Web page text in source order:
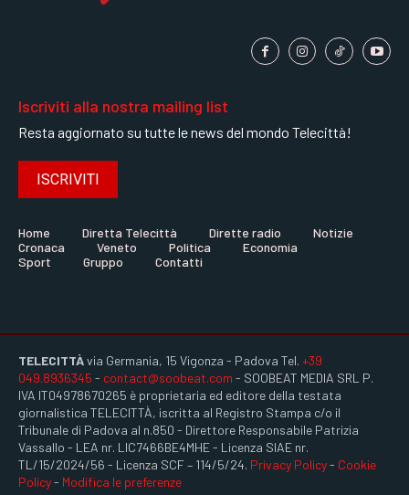
Iscriviti alla nostra mailing list
Resta aggiornato su tutte le news del mondo Telecittà!
ISCRIVITI
Home Diretta Telecittà Dirette radio
Notizie
Cronaca
Veneto Politica
Economia
Sport
Gruppo Contatti
TELECITTÀvia Germania, 15 Vigonza - Padova Tel. +39
049.8936345 - contact@soobeat.com - SOOBEAT MEDIA SRL P.
IVA IT04978670265 è proprietaria ed editore della testata
giornalistica TELECITTÀ, iscritta al Registro Stampa c/o il
Tribunale di Padova al n.850 - Direttore Responsabile Patrizia
Vassallo - LEA nr. LIC7466BE4MHE - Licenza SIAE nr.
TL/15/2024/56 - Licenza SCF – 114/5/24. Privacy Policy- Cookie
Policy- Modifica le preferenze